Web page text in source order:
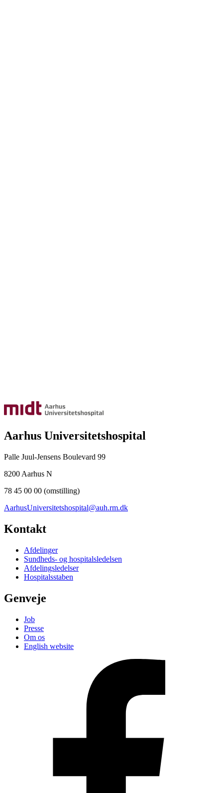
Aarhus Universitetshospital
Palle Juul-Jensens Boulevard 99
8200 Aarhus N
78 45 00 00 (omstilling)
AarhusUniversitetshospital@auh.rm.dk
Kontakt
Afdelinger
Sundheds- og hospitalsledelsen
Afdelingsledelser
Hospitalsstaben
Genveje
Job
Presse
Om os
English website